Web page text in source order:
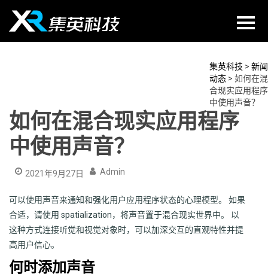
content
集英科技 > 新闻
动态 > 如何在混
合现实应用程序
中使用声音？
如何在混合现实应用程序
中使用声音？
2021年9月27日 Admin
可以使用声音来通知和强化用户应用程序状态的心理模型。 如果
合适，请使用 spatialization，将声音置于混合现实世界中。 以
这种方式连接听觉和视觉对象时，可以加深交互的直观特性并提
高用户信心。
何时添加声音